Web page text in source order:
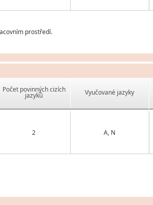
prostředí.
Počet povinných cizích
jazyků Vyučované jazyky
2 A, N